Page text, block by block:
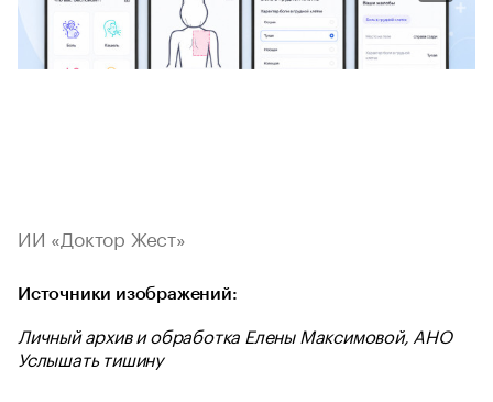
ИИ «Доктор Жест»
Источники изображений:
Личный архив и обработка Елены Максимовой, АНО
Услышать тишину